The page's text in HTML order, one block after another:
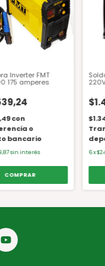
Inverter FMT
175 amperes
con
o
bancario
sin interés 6x